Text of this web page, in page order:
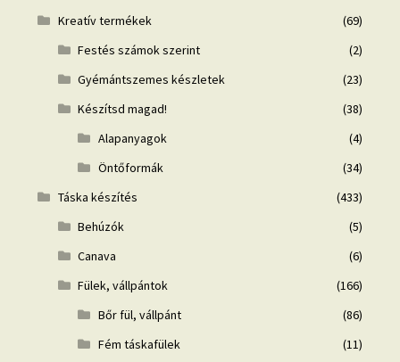
Kreatív termékek
(69)
Festés számok szerint
(2)
Gyémántszemes készletek
(23)
Készítsd magad!
(38)
Alapanyagok
(4)
Öntőformák
(34)
Táska készítés
(433)
Behúzók
(5)
Canava
(6)
Fülek, vállpántok
(166)
Bőr fül, vállpánt
(86)
Fém táskafülek
(11)